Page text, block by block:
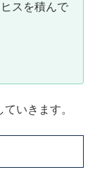
スを積んで
いきます。